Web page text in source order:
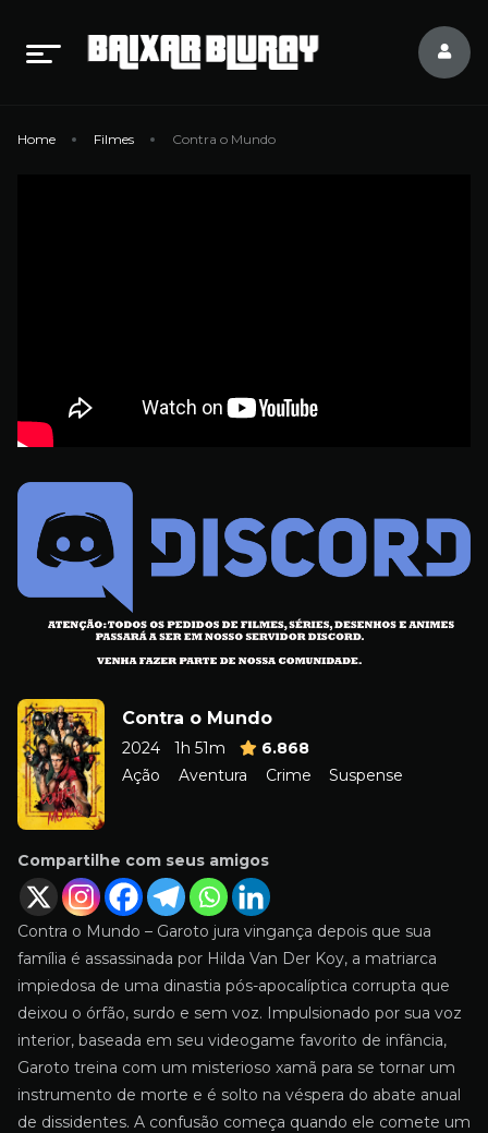
Home Filmes Contra o Mundo
Contra o Mundo
2024 1h 51m
6.868
Ação
Aventura Crime Suspense
Compartilhe com seus amigos
Contra o Mundo – Garoto jura vingança depois que sua
família é assassinada por Hilda Van Der Koy, a matriarca
impiedosa de uma dinastia pós-apocalíptica corrupta que
deixou o órfão, surdo e sem voz. Impulsionado por sua voz
interior, baseada em seu videogame favorito de infância,
Garoto treina com um misterioso xamã para se tornar um
instrumento de morte e é solto na véspera do abate anual
de dissidentes. A confusão começa quando ele comete um